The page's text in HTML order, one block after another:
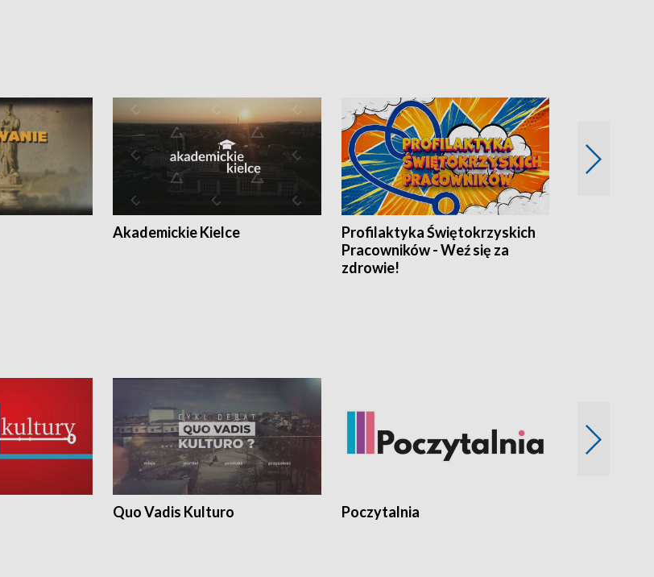
Akademickie Kielce
Profilaktyka Świętokrzyskich
Pracowników - Weź się za
zdrowie!
Quo Vadis Kulturo Poczytalnia